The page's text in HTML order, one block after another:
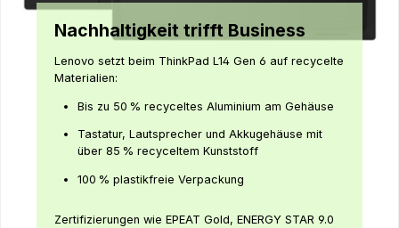
Nachhaltigkeit trifft Business
Lenovo setzt beim ThinkPad L14 Gen 6 auf recycelte
Materialien:
Bis zu 50 % recyceltes Aluminium am Gehäuse
Tastatur, Lautsprecher und Akkugehäuse mit
über 85 % recyceltem Kunststoff
100 % plastikfreie Verpackung
Zertifizierungen wie EPEAT Gold, ENERGY STAR 9.0